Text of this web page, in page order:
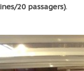
20 passagers).